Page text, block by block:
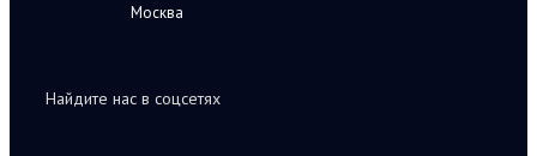
Москва
Найдите нас в соцсетях